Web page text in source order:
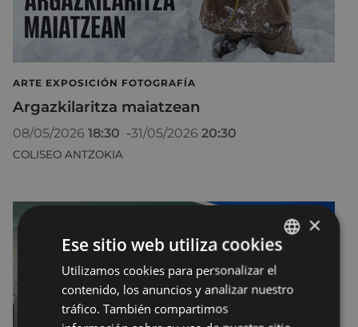
ARTE EXPOSICIÓN FOTOGRAFÍA
Argazkilaritza maiatzean
08/05/2026 18:30 -31/05/2026 20:30
COLISEO ANTZOKIA
BASQUE
SPANISH
×
Ese sitio web utiliza cookies
Utilizamos cookies para personalizar el
contenido, los anuncios y analizar nuestro
tráfico. También compartimos